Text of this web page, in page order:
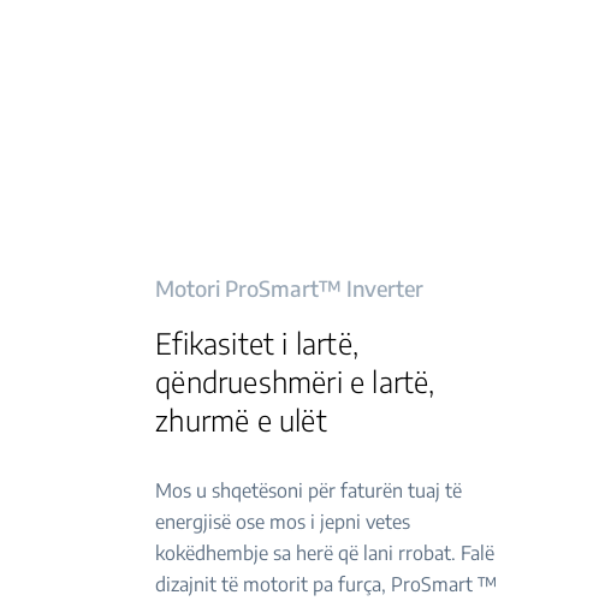
Motori ProSmart™ Inverter
Efikasitet i lartë,
qëndrueshmëri e lartë,
zhurmë e ulët
Mos u shqetësoni për faturën tuaj të
energjisë ose mos i jepni vetes
kokëdhembje sa herë që lani rrobat. Falë
dizajnit të motorit pa furça, ProSmart ™